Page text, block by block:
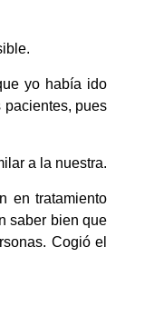
yo había ido
pacientes, pues
a la nuestra.
en tratamiento
saber bien que
Cogió el